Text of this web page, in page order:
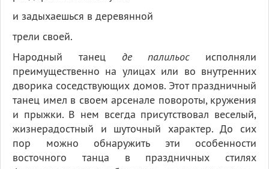
и задыхаешься в деревянной
трели своей.
Народный танец де палильос исполняли
преимущественно на улицах или во внутренних
дворика соседствующих домов. Этот праздничный
танец имел в своем арсенале повороты, кружения
и прыжки. В нем всегда присутствовал веселый,
жизнерадостный и шуточный характер. До сих
пор можно обнаружить эти особенности
восточного танца в праздничных стилях